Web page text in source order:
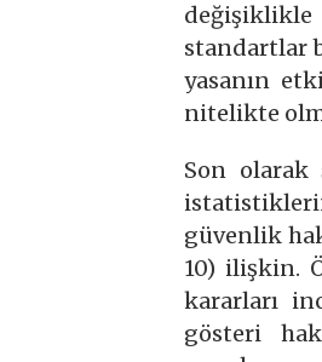
değişiklikle
standartlar
yasanın
nitelikte
Son olarak
güvenlik
10) ilişkin.
kararları
gösteri